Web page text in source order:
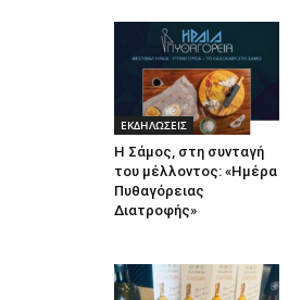
ΕΚΔΗΛΩΣΕΙΣ
Η Σάμος, στη συνταγή
του μέλλοντος: «Ημέρα
Πυθαγόρειας
Διατροφής»